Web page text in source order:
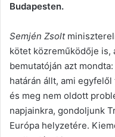
Budapesten.
Semjén Zsolt
kötet közreműködője is,
bemutatóján azt
határán állt, ami
és meg nem oldott
napjainkra, gondoljunk
Európa helyzetére.